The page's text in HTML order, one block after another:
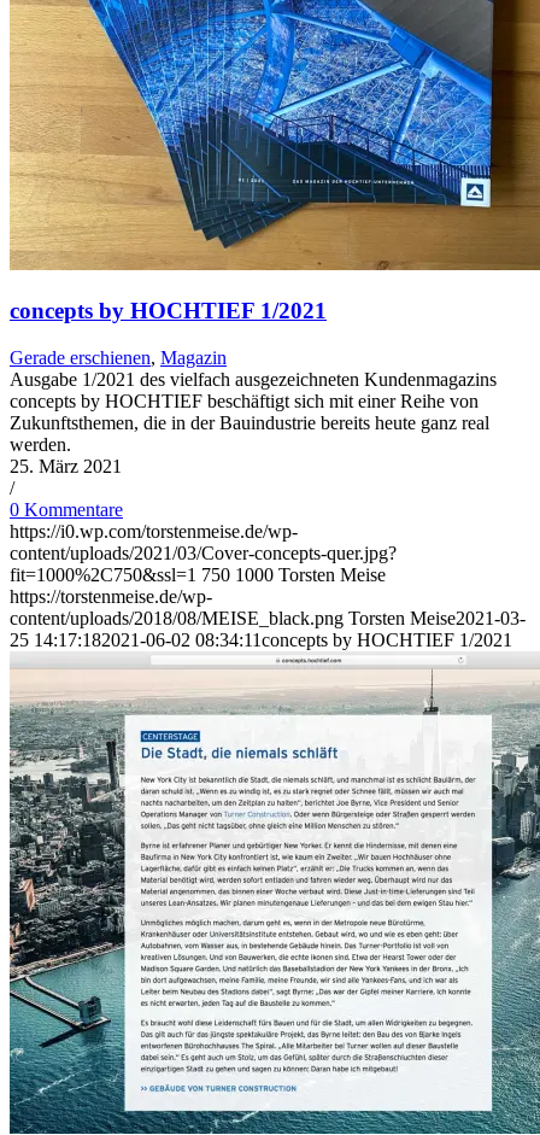
concepts by HOCHTIEF 1/2021
Gerade erschienen, Magazin
Ausgabe 1/2021 des vielfach ausgezeichneten Kundenmagazins
concepts by HOCHTIEF beschäftigt sich mit einer Reihe von
Zukunftsthemen, die in der Bauindustrie bereits heute ganz real
werden.
25. März 2021
/
0 Kommentare
https://i0.wp.com/torstenmeise.de/wp-
content/uploads/2021/03/Cover-concepts-quer.jpg?
fit=1000%2C750&ssl=1 750 1000 Torsten Meise
https://torstenmeise.de/wp-
content/uploads/2018/08/MEISE_black.png Torsten Meise2021-03-
25 14:17:182021-06-02 08:34:11concepts by HOCHTIEF 1/2021